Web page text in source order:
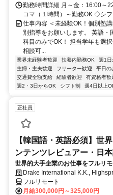
勤務時間詳細 月～金：16:00～
コマ（１時間）～勤務OK ◇シ
仕事内容 ＜未経験OK！個別塾
別指導をお願いします。 英語
科目のみでOK！ 担当学年も選
相談可...
業界未経験者歓迎 扶養内勤務OK 週1日
主婦・主夫歓迎
フリーター歓迎 平日の
交通費全額支給
経験者歓迎 有資格者歓
週2・3日からOK
シフト制 週4日以上
正社員
【韓国語・英語必須】世
ンテンツレビュアー・日
世界的大手企業のお仕事をフルリ
Drake International K.K.,
フルリモート
月給300,000円～325,000円